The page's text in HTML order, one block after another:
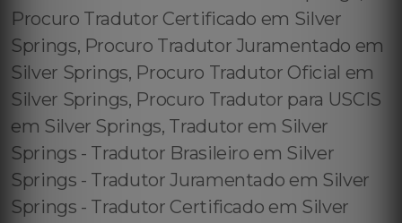
Procuro Tradutor Certificado em Silver
Springs, Procuro Tradutor Juramentado em
Silver Springs, Procuro Tradutor Oficial em
Silver Springs, Procuro Tradutor para USCIS
em Silver Springs, Tradutor em Silver
Springs - Tradutor Brasileiro em Silver
Springs - Tradutor Juramentado em Silver
Springs - Tradutor Certificado em Silver